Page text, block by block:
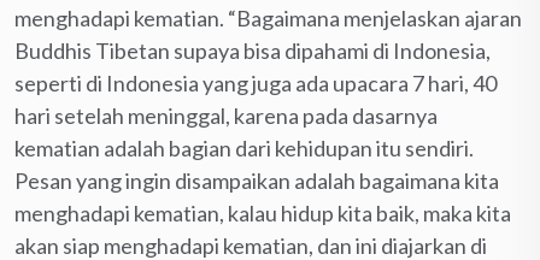
menghadapi kematian. “Bagaimana menjelaskan ajaran
Buddhis Tibetan supaya bisa dipahami di Indonesia,
seperti di Indonesia yang juga ada upacara 7 hari, 40
hari setelah meninggal, karena pada dasarnya
kematian adalah bagian dari kehidupan itu sendiri.
Pesan yang ingin disampaikan adalah bagaimana kita
menghadapi kematian, kalau hidup kita baik, maka kita
akan siap menghadapi kematian, dan ini diajarkan di